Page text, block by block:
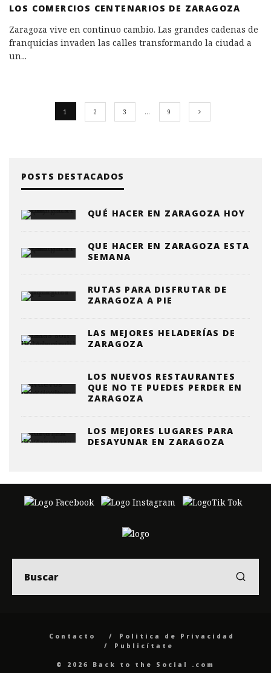
LOS COMERCIOS CENTENARIOS DE ZARAGOZA
Zaragoza vive en continuo cambio. Las grandes cadenas de
franquicias invaden las calles transformando la ciudad a
un...
1 2 3 … 9
POSTS DESTACADOS
QUÉ HACER EN ZARAGOZA HOY
QUE HACER EN ZARAGOZA ESTA
SEMANA
RUTAS PARA DISFRUTAR DE
ZARAGOZA A PIE
LAS MEJORES HELADERÍAS DE
ZARAGOZA
LOS NUEVOS RESTAURANTES
QUE NO TE PUEDES PERDER EN
ZARAGOZA
LOS MEJORES LUGARES PARA
DESAYUNAR EN ZARAGOZA
Contacto
Politica de Privacidad
Publicítate
© 2026 Back to the Social .com